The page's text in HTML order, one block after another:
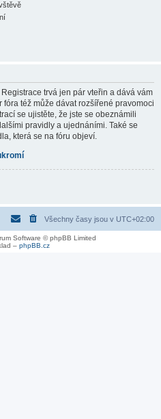
trvá jen pár vteřin a dává vám
též může dávat rozšířené pravomoci
se ujistěte, že jste se obeznámili
pravidly a ujednáními. Také se
která se na fóru objeví.
Všechny časy jsou v UTC+02:00
Software © phpBB Limited
– phpBB.cz